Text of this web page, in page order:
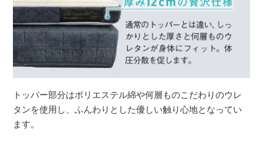
トッパー部分はポリエステル綿や何層ものこだわりのウレ
タンを使用し、ふんわりとした優しい触り心地となってい
ます。